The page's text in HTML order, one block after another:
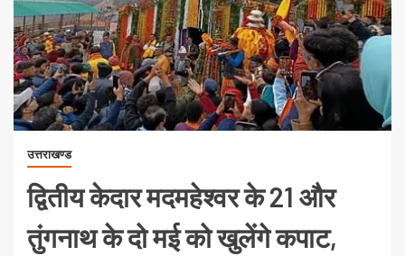
उत्तराखण्ड
द्वितीय केदार मदमहेश्वर के 21 और
तुंगनाथ के दो मई को खुलेंगे कपाट,